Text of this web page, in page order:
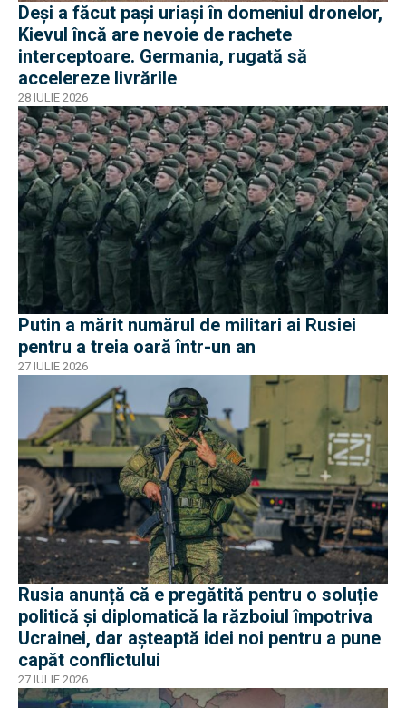
Deși a făcut pași uriași în domeniul dronelor,
Kievul încă are nevoie de rachete
interceptoare. Germania, rugată să
accelereze livrările
28 IULIE 2026
Putin a mărit numărul de militari ai Rusiei
pentru a treia oară într-un an
27 IULIE 2026
Rusia anunță că e pregătită pentru o soluție
politică și diplomatică la războiul împotriva
Ucrainei, dar așteaptă idei noi pentru a pune
capăt conflictului
27 IULIE 2026